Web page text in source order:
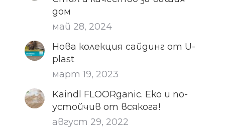
дом
май 28, 2024
Нова колекция сайдинг от U-
plast
март 19, 2023
Kaindl FLOORganic. Еко и по-
устойчив от всякога!
август 29, 2022